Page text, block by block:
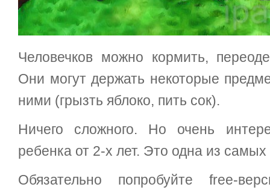
Человечков можно кормить,
Они могут держать некоторые
ними (грызть яблоко, пить сок).
Ничего сложного. Но очень
ребенка от 2-х лет. Это одна из
Обязательно попробуйте free-